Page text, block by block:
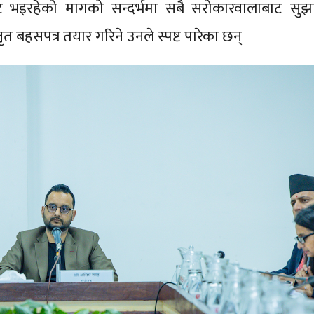
भइरहेको मागको सन्दर्भमा सबै सरोकारवालाबाट
बहसपत्र तयार गरिने उनले स्पष्ट पारेका छन्